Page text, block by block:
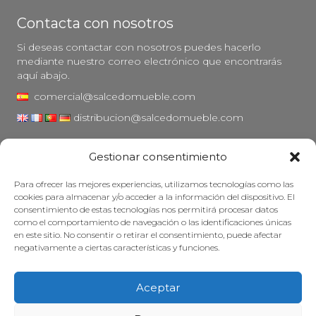
Gestionar consentimiento
Para ofrecer las mejores experiencias, utilizamos tecnologías como las
cookies para almacenar y/o acceder a la información del dispositivo. El
consentimiento de estas tecnologías nos permitirá procesar datos
como el comportamiento de navegación o las identificaciones únicas
en este sitio. No consentir o retirar el consentimiento, puede afectar
negativamente a ciertas características y funciones.
Aceptar
Contacta con nosotros
Si deseas contactar con nosotros puedes hacerlo
mediante nuestro correo electrónico que encontrarás
aquí abajo.
comercial@salcedomueble.com
distribucion@salcedomueble.com
Aviso legal
Política de privacidad
Política de cookies
Mantener su mueble
Subvenciones